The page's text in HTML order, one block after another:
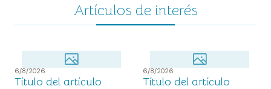
Artículos de interés
6/8/2026
Título del artículo
6/8/2026
Título del artículo